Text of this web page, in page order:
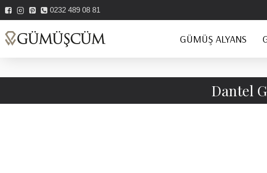
0232 489 08 81
GÜMÜŞ ALYANS
Dantel